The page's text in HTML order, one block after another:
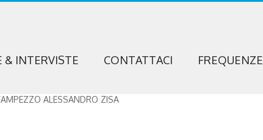
& INTERVISTE CONTATTACI FREQUENZE